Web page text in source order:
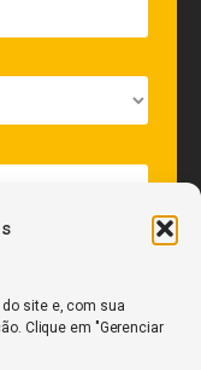
site e, com sua
Clique em "Gerenciar